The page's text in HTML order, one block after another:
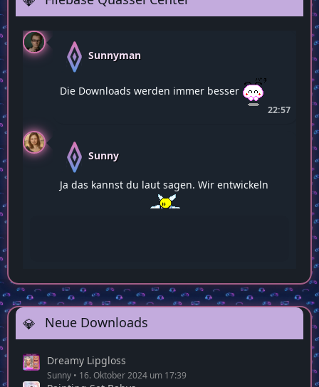
Sunnyman
Die Downloads werden immer besser
22:57
Sunny
Ja das kannst du laut sagen. Wir entwickeln
Neue Downloads
Dreamy Lipgloss
Sunny 16. Oktober 2024 um 17:39